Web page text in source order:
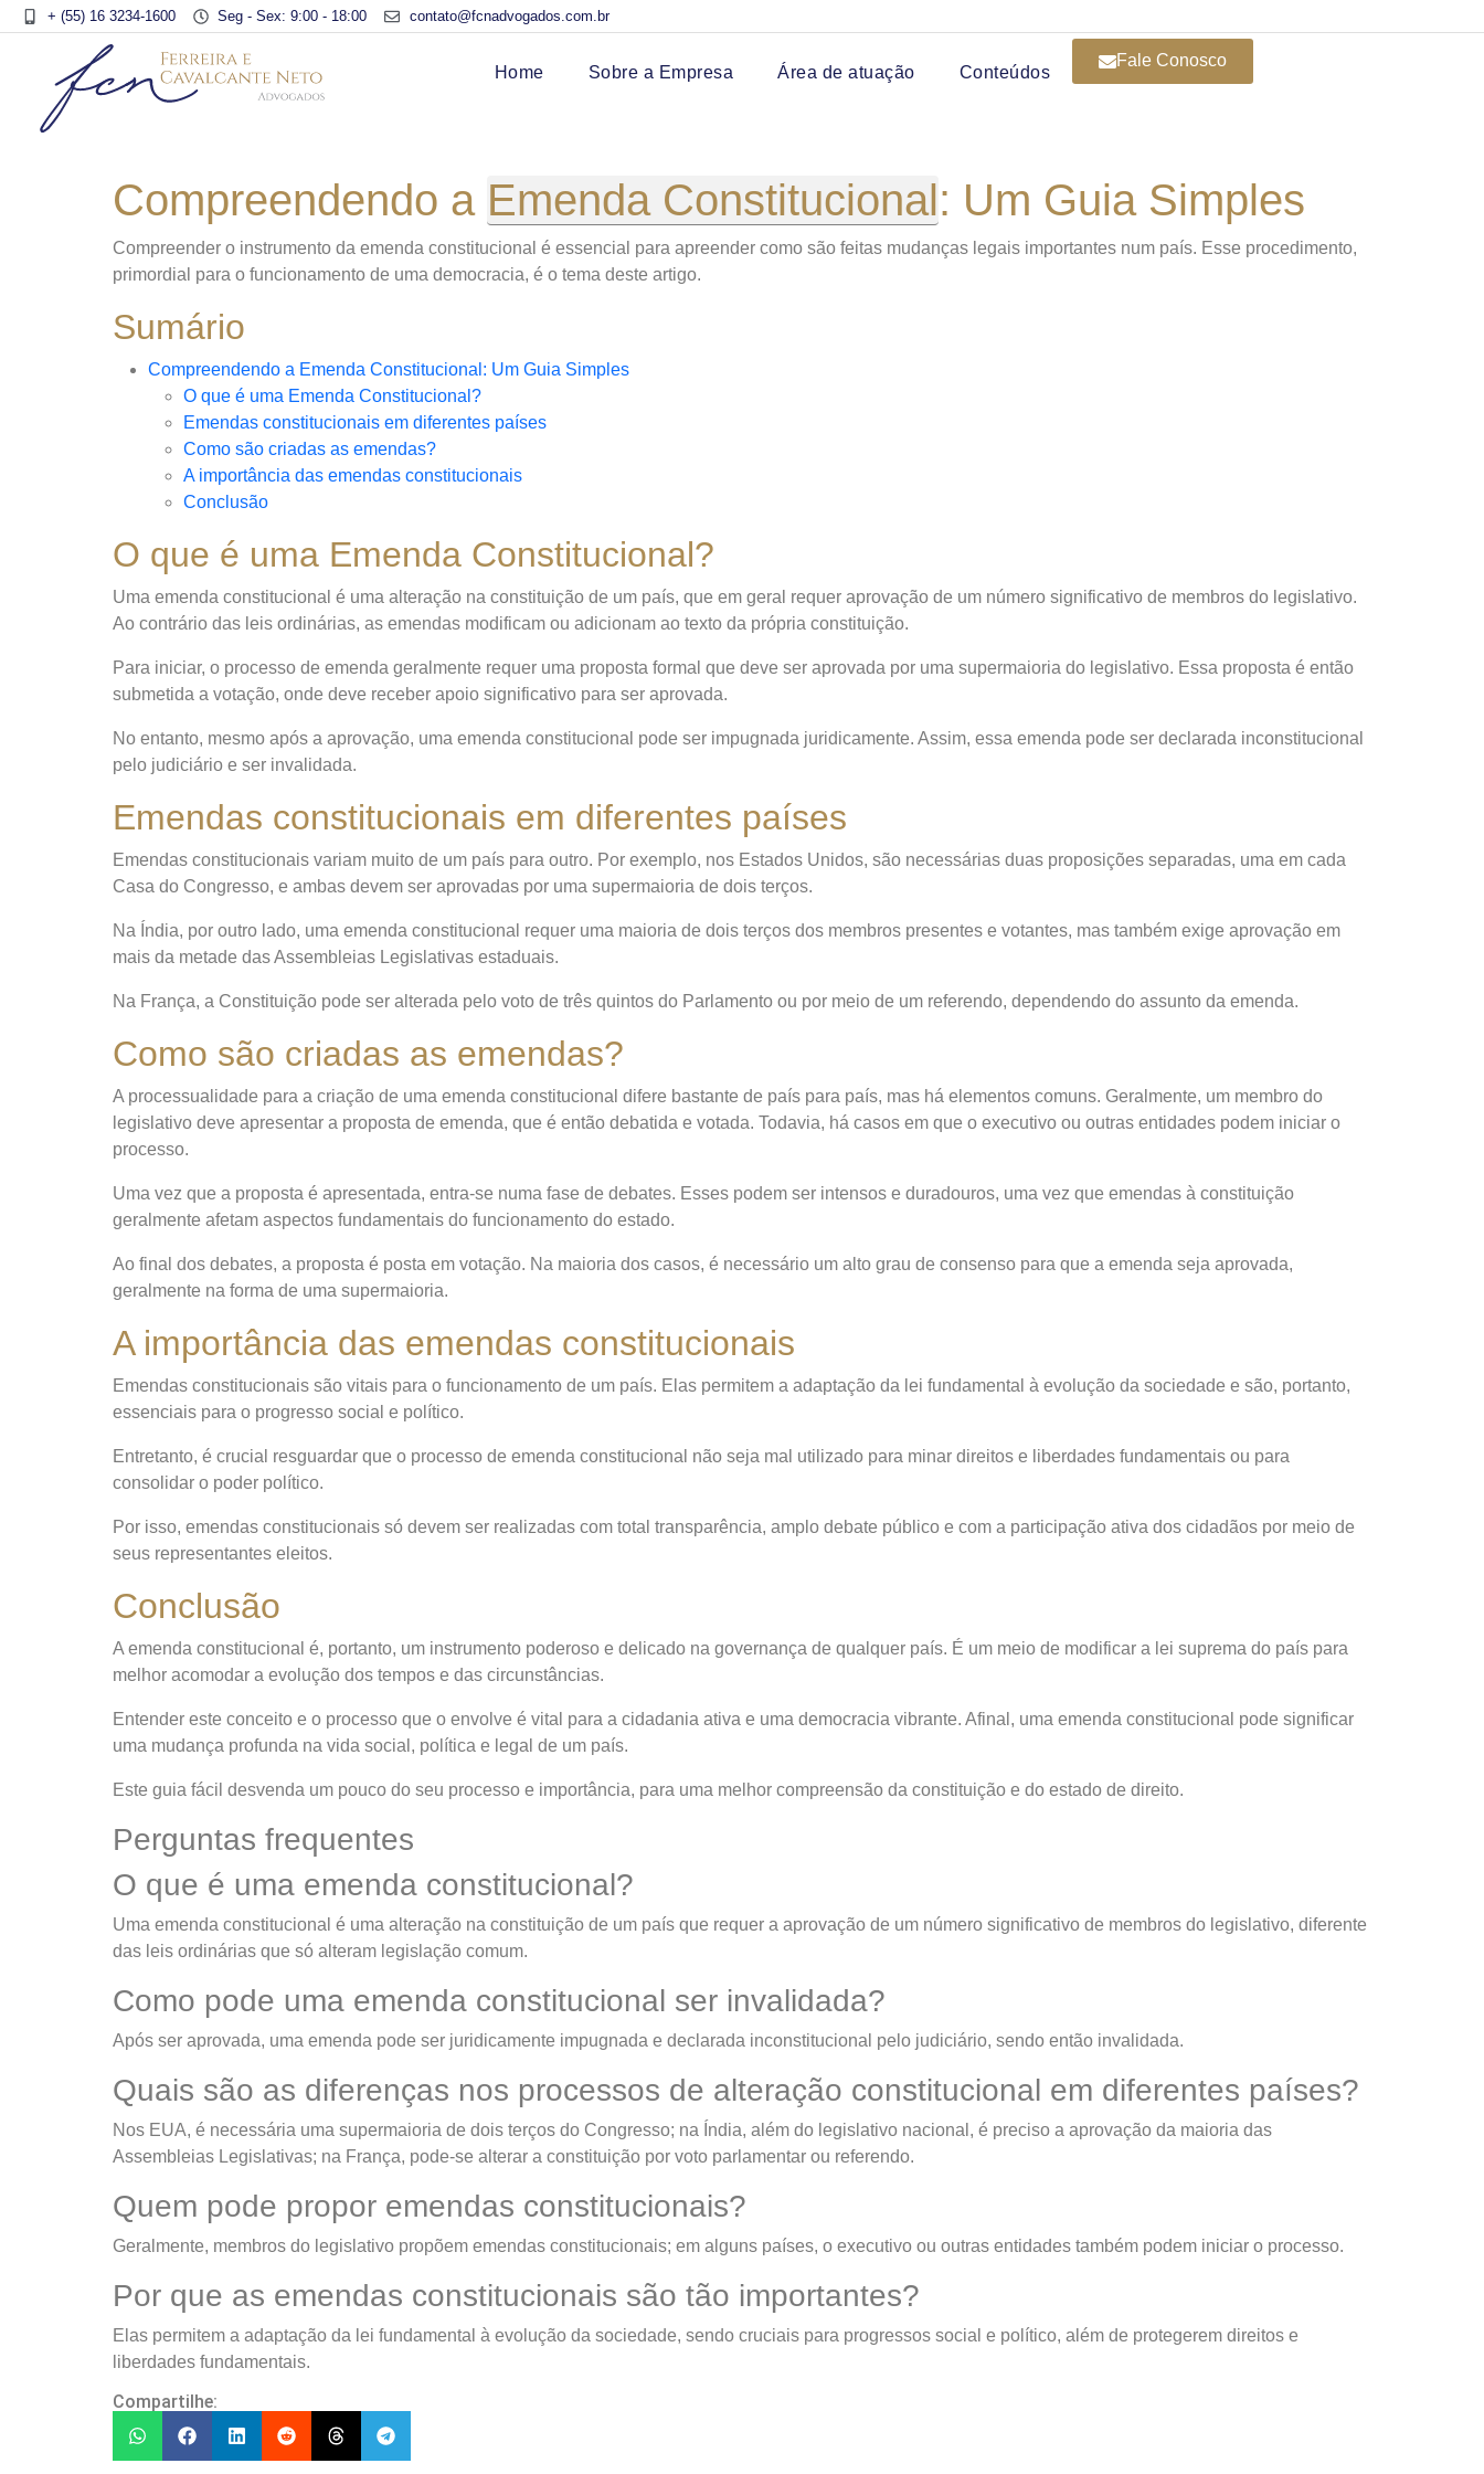
+ (55) 16 3234-1600 Seg - Sex: 9:00 - 18:00 contato@fcnadvogados.com.br
Home Sobre a Empresa Área de atuação Conteúdos
Fale Conosco
Compreendendo a Emenda Constitucional: Um Guia Simples
Compreender o instrumento da emenda constitucional é essencial para apreender como são feitas mudanças legais importantes num país. Esse procedimento,
primordial para o funcionamento de uma democracia, é o tema deste artigo.
Sumário
Compreendendo a Emenda Constitucional: Um Guia Simples
O que é uma Emenda Constitucional?
Emendas constitucionais em diferentes países
Como são criadas as emendas?
A importância das emendas constitucionais
Conclusão
O que é uma Emenda Constitucional?
Uma emenda constitucional é uma alteração na constituição de um país, que em geral requer aprovação de um número significativo de membros do legislativo.
Ao contrário das leis ordinárias, as emendas modificam ou adicionam ao texto da própria constituição.
Para iniciar, o processo de emenda geralmente requer uma proposta formal que deve ser aprovada por uma supermaioria do legislativo. Essa proposta é então
submetida a votação, onde deve receber apoio significativo para ser aprovada.
No entanto, mesmo após a aprovação, uma emenda constitucional pode ser impugnada juridicamente. Assim, essa emenda pode ser declarada inconstitucional
pelo judiciário e ser invalidada.
Emendas constitucionais em diferentes países
Emendas constitucionais variam muito de um país para outro. Por exemplo, nos Estados Unidos, são necessárias duas proposições separadas, uma em cada
Casa do Congresso, e ambas devem ser aprovadas por uma supermaioria de dois terços.
Na Índia, por outro lado, uma emenda constitucional requer uma maioria de dois terços dos membros presentes e votantes, mas também exige aprovação em
mais da metade das Assembleias Legislativas estaduais.
Na França, a Constituição pode ser alterada pelo voto de três quintos do Parlamento ou por meio de um referendo, dependendo do assunto da emenda.
Como são criadas as emendas?
A processualidade para a criação de uma emenda constitucional difere bastante de país para país, mas há elementos comuns. Geralmente, um membro do
legislativo deve apresentar a proposta de emenda, que é então debatida e votada. Todavia, há casos em que o executivo ou outras entidades podem iniciar o
processo.
Uma vez que a proposta é apresentada, entra-se numa fase de debates. Esses podem ser intensos e duradouros, uma vez que emendas à constituição
geralmente afetam aspectos fundamentais do funcionamento do estado.
Ao final dos debates, a proposta é posta em votação. Na maioria dos casos, é necessário um alto grau de consenso para que a emenda seja aprovada,
geralmente na forma de uma supermaioria.
A importância das emendas constitucionais
Emendas constitucionais são vitais para o funcionamento de um país. Elas permitem a adaptação da lei fundamental à evolução da sociedade e são, portanto,
essenciais para o progresso social e político.
Entretanto, é crucial resguardar que o processo de emenda constitucional não seja mal utilizado para minar direitos e liberdades fundamentais ou para
consolidar o poder político.
Por isso, emendas constitucionais só devem ser realizadas com total transparência, amplo debate público e com a participação ativa dos cidadãos por meio de
seus representantes eleitos.
Conclusão
A emenda constitucional é, portanto, um instrumento poderoso e delicado na governança de qualquer país. É um meio de modificar a lei suprema do país para
melhor acomodar a evolução dos tempos e das circunstâncias.
Entender este conceito e o processo que o envolve é vital para a cidadania ativa e uma democracia vibrante. Afinal, uma emenda constitucional pode significar
uma mudança profunda na vida social, política e legal de um país.
Este guia fácil desvenda um pouco do seu processo e importância, para uma melhor compreensão da constituição e do estado de direito.
Perguntas frequentes
O que é uma emenda constitucional?
Uma emenda constitucional é uma alteração na constituição de um país que requer a aprovação de um número significativo de membros do legislativo, diferente
das leis ordinárias que só alteram legislação comum.
Como pode uma emenda constitucional ser invalidada?
Após ser aprovada, uma emenda pode ser juridicamente impugnada e declarada inconstitucional pelo judiciário, sendo então invalidada.
Quais são as diferenças nos processos de alteração constitucional em diferentes países?
Nos EUA, é necessária uma supermaioria de dois terços do Congresso; na Índia, além do legislativo nacional, é preciso a aprovação da maioria das
Assembleias Legislativas; na França, pode-se alterar a constituição por voto parlamentar ou referendo.
Quem pode propor emendas constitucionais?
Geralmente, membros do legislativo propõem emendas constitucionais; em alguns países, o executivo ou outras entidades também podem iniciar o processo.
Por que as emendas constitucionais são tão importantes?
Elas permitem a adaptação da lei fundamental à evolução da sociedade, sendo cruciais para progressos social e político, além de protegerem direitos e
liberdades fundamentais.
Compartilhe: